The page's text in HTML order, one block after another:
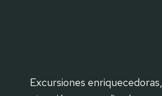
Excursiones